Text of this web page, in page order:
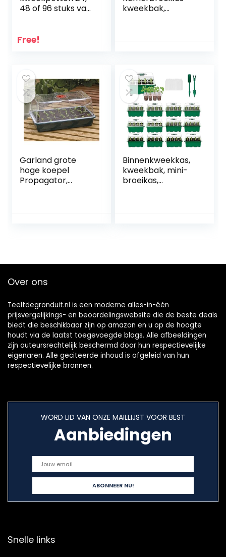
48 of 96 stuks van
afbreekbare
Free!
kweekbak,
broeikas, kas
kweekschaal
Garland grote
hoge koepel
Propagator,
Binnenkweekkas,
kweekbak, mini-
broeikas,
Over ons
Teeltdegronduit.nl is een moderne alles-in-één
prijsvergelijkings- en beoordelingswebsite die de beste deals
biedt die beschikbaar zijn op amazon en u op de hoogte
houdt via de laatst toegevoegde blogs. Alle afbeeldingen
zijn auteursrechtelijk beschermd door hun respectievelijke
eigenaren. Alle geciteerde inhoud is afgeleid van hun
respectievelijke bronnen.
WORD LID VAN ONZE MAILLIJST VOOR BEST
Aanbiedingen
Snelle links